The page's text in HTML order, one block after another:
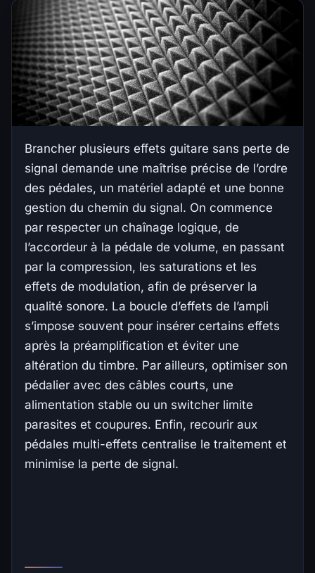
Brancher plusieurs effets guitare sans perte de
signal demande une maîtrise précise de l’ordre
des pédales, un matériel adapté et une bonne
gestion du chemin du signal. On commence
par respecter un chaînage logique, de
l’accordeur à la pédale de volume, en passant
par la compression, les saturations et les
effets de modulation, afin de préserver la
qualité sonore. La boucle d’effets de l’ampli
s’impose souvent pour insérer certains effets
après la préamplification et éviter une
altération du timbre. Par ailleurs, optimiser son
pédalier avec des câbles courts, une
alimentation stable ou un switcher limite
parasites et coupures. Enfin, recourir aux
pédales multi-effets centralise le traitement et
minimise la perte de signal.